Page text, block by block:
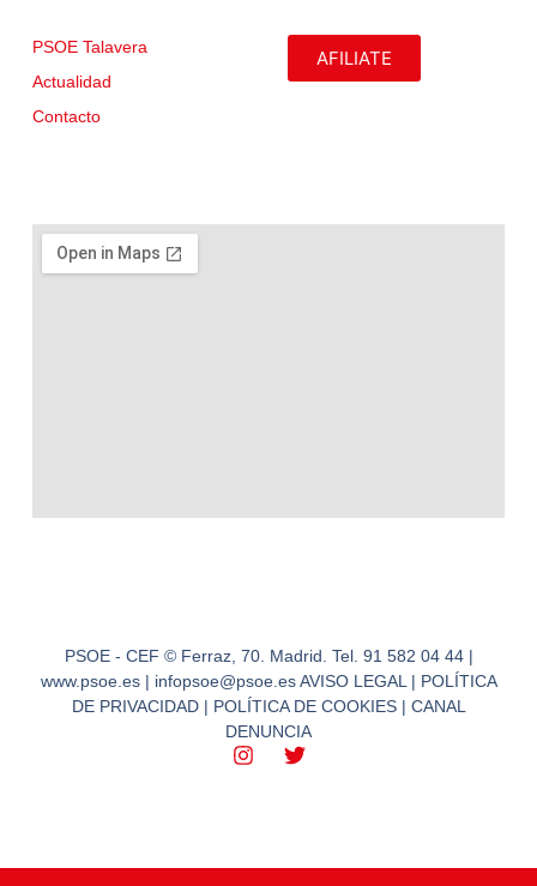
PSOE - CEF © Ferraz, 70. Madrid. Tel. 91 582 04 44 |
www.psoe.es | infopsoe@psoe.es AVISO LEGAL | POLÍTICA
DE PRIVACIDAD | POLÍTICA DE COOKIES | CANAL
DENUNCIA
PSOE Talavera
Actualidad
Contacto
AFILIATE